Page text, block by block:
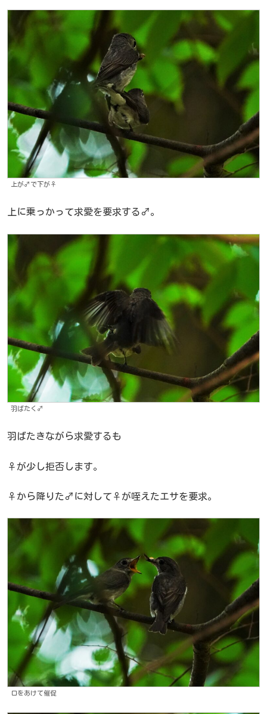
上が♂で下が♀
上に乗っかって求愛を要求する♂。
羽ばたく♂
羽ばたきながら求愛するも
♀が少し拒否します。
♀から降りた♂に対して♀が咥えたエサを要求。
口をあけて催促